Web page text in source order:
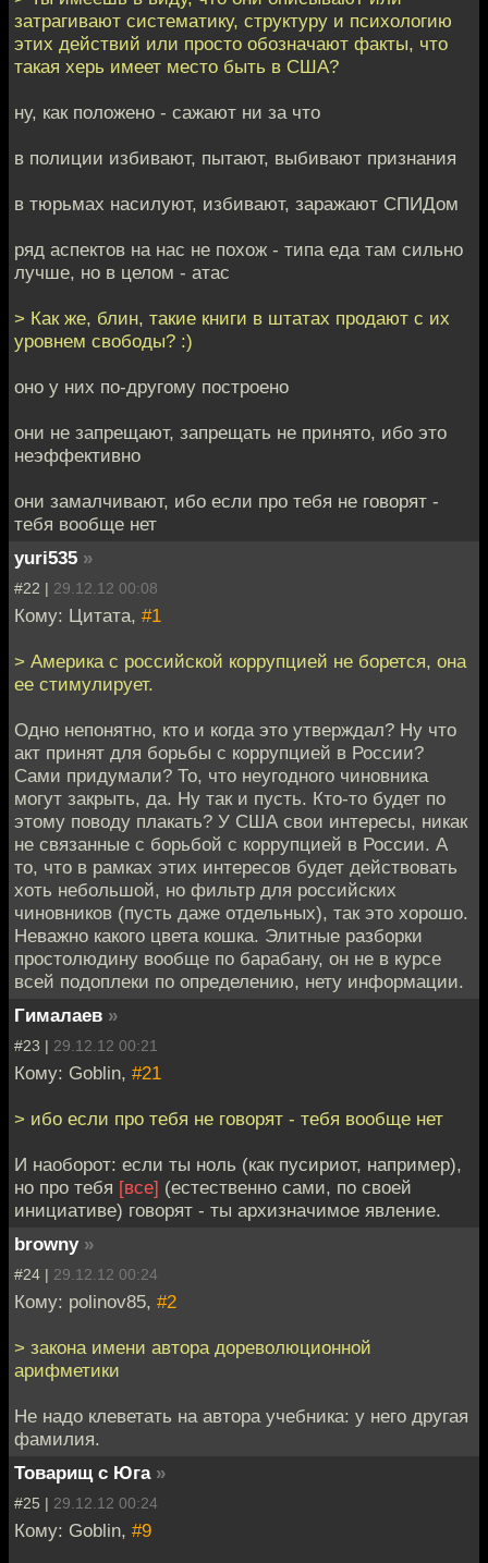
затрагивают систематику, структуру и психологию
этих действий или просто обозначают факты, что
такая херь имеет место быть в США?
ну, как положено - сажают ни за что
в полиции избивают, пытают, выбивают признания
в тюрьмах насилуют, избивают, заражают СПИДом
ряд аспектов на нас не похож - типа еда там сильно
лучше, но в целом - атас
> Как же, блин, такие книги в штатах продают с их
уровнем свободы? :)
оно у них по-другому построено
они не запрещают, запрещать не принято, ибо это
неэффективно
они замалчивают, ибо если про тебя не говорят -
тебя вообще нет
yuri535 »
#22 | 29.12.12 00:08
Кому: Цитата, #1
> Америка с российской коррупцией не борется, она
ее стимулирует.
Одно непонятно, кто и когда это утверждал? Ну что
акт принят для борьбы с коррупцией в России?
Сами придумали? То, что неугодного чиновника
могут закрыть, да. Ну так и пусть. Кто-то будет по
этому поводу плакать? У США свои интересы, никак
не связанные с борьбой с коррупцией в России. А
то, что в рамках этих интересов будет действовать
хоть небольшой, но фильтр для российских
чиновников (пусть даже отдельных), так это хорошо.
Неважно какого цвета кошка. Элитные разборки
простолюдину вообще по барабану, он не в курсе
всей подоплеки по определению, нету информации.
Гималаев »
#23 | 29.12.12 00:21
Кому: Goblin, #21
> ибо если про тебя не говорят - тебя вообще нет
И наоборот: если ты ноль (как пусириот, например),
но про тебя [все] (естественно сами, по своей
инициативе) говорят - ты архизначимое явление.
browny »
#24 | 29.12.12 00:24
Кому: polinov85, #2
> закона имени автора дореволюционной
арифметики
Не надо клеветать на автора учебника: у него другая
фамилия.
Товарищ с Юга »
#25 | 29.12.12 00:24
Кому: Goblin, #9